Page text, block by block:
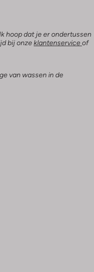
hoop dat je er ondertussen
bij onzeklantenserviceof
van wassen in de